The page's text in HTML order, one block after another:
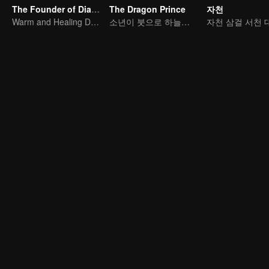
The Founder of Diabolism Q
Warm and Healing Daily Life
The Dragon Prince
소년이 붓으로 하늘을 가른다
자천